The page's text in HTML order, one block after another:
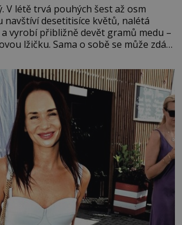
V létě trvá pouhých šest až osm
navštíví desetitisíce květů, nalétá
vyrobí přibližně devět gramů medu –
lžičku. Sama o sobě se může zdát
včelstva, vznikne jeden z